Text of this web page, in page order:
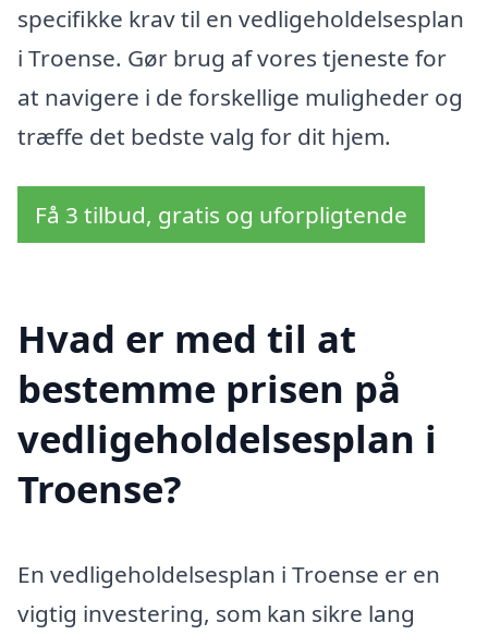
specifikke krav til en vedligeholdelsesplan
i Troense. Gør brug af vores tjeneste for
at navigere i de forskellige muligheder og
træffe det bedste valg for dit hjem.
Få 3 tilbud, gratis og uforpligtende
Hvad er med til at
bestemme prisen på
vedligeholdelsesplan i
Troense?
En vedligeholdelsesplan i Troense er en
vigtig investering, som kan sikre lang